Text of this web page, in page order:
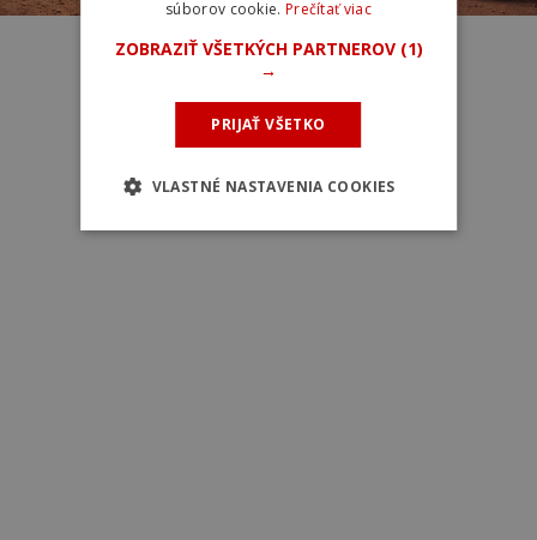
súborov cookie. Prečítať viac
ZOBRAZIŤ VŠETKÝCH PARTNEROV (1)
→
PRIJAŤ VŠETKO
VLASTNÉ NASTAVENIA COOKIES